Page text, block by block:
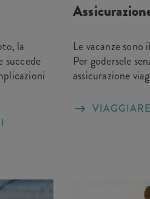
la
succede
Le vacanze
Per godersele
assicurazione